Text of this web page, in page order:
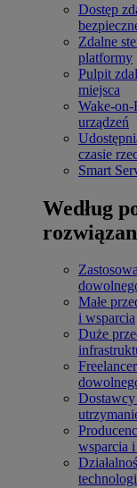
Dostęp
Zdalne
platformy
Pulpit
miejsca
Wake-
urządzeń
czasie
Smart
Według
Małe
i wsparcia
Duże
Dostawcy
wsparcia i